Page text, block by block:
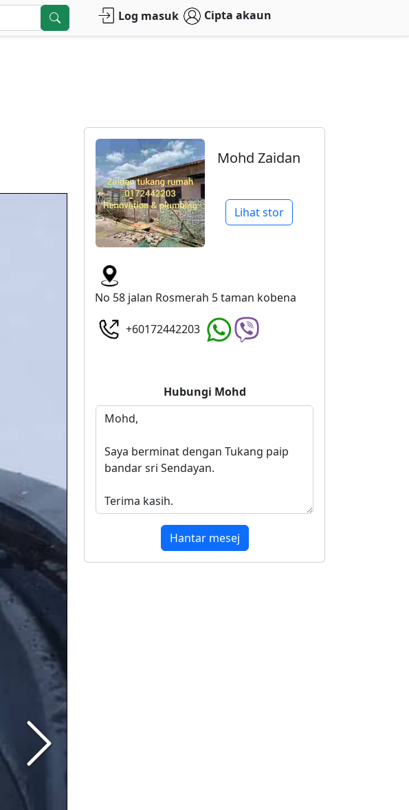
Log masuk Cipta akaun
Mohd Zaidan
Lihat stor
No 58 jalan Rosmerah 5 taman kobena
+60172442203
Hubungi Mohd
Hantar mesej